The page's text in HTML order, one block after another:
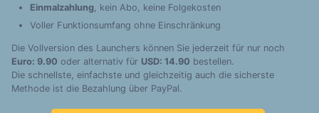
Einmalzahlung, kein Abo, keine Folgekosten
Voller Funktionsumfang ohne Einschränkung
Die Vollversion des Launchers können Sie jederzeit für nur noch
Euro: 9.90 oder alternativ für USD: 14.90 bestellen.
Die schnellste, einfachste und gleichzeitig auch die sicherste
Methode ist die Bezahlung über PayPal.